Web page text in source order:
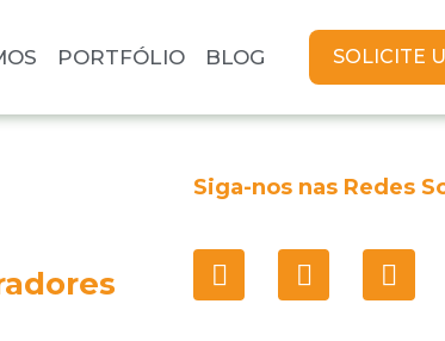
PORTFÓLIO BLOG SOLICITE
Siga-nos nas Redes